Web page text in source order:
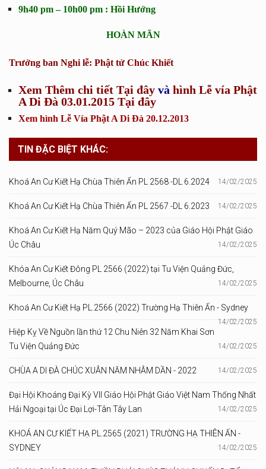
9h40 pm – 10h00 pm : Hồi Hướng
HOÀN MÃN
Trưởng ban Nghi lễ: Phật tử Chúc Khiết
Xem Thêm chi tiết Tại đây và hình Lễ vía Phật
A Di Đà 03.01.2015 Tại đây
Xem hình Lễ Vía Phật A Di Đà 20.12.2013
TIN ĐẶC BIỆT KHÁC:
Khoá An Cư Kiết Hạ Chùa Thiên Ấn PL 2568 -DL 6.2024 14/02/2025
Khoá An Cư Kiết Hạ Chùa Thiên Ấn PL 2567 -DL 6.2023 14/02/2025
Khoá An Cư Kiết Hạ Năm Quý Mão – 2023 của Giáo Hội Phật Giáo
Úc Châu
14/02/2025
Khóa An Cư Kiết Đông PL 2566 (2022) tại Tu Viện Quảng Đức,
Melbourne, Úc Châu
14/02/2025
Khoá An Cư Kiết Hạ PL.2566 (2022) Trường Hạ Thiên Ấn - Sydney
14/02/2025
Hiệp Kỵ Về Nguồn lần thứ 12 Chu Niên 32 Năm Khai Sơn
Tu Viện Quảng Đức
14/02/2025
CHÙA A DI ĐÀ CHÚC XUÂN NĂM NHÂM DẦN - 2022 14/02/2025
Đại Hội Khoáng Đại Kỳ VII Giáo Hội Phật Giáo Việt Nam Thống Nhất
Hải Ngoại tại Úc Đại Lợi-Tân Tây Lan
14/02/2025
KHOÁ AN CƯ KIẾT HẠ PL.2565 (2021) TRƯỜNG HẠ THIÊN ẤN -
SYDNEY
14/02/2025